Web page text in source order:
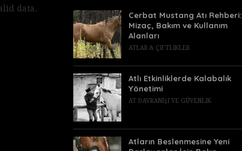
data.
Cerbat Mustang Atı Rehberi:
Mizaç, Bakım ve Kullanım
Alanları
ATLAR & ÇIFTLIKLER
Atlı Etkinliklerde Kalabalık
Yönetimi
AT DAVRANIŞI VE GÜVENLIK
Atların Beslenmesine Yeni